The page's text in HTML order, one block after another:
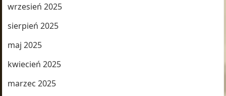
wrzesień 2025
sierpień 2025
maj 2025
kwiecień 2025
marzec 2025